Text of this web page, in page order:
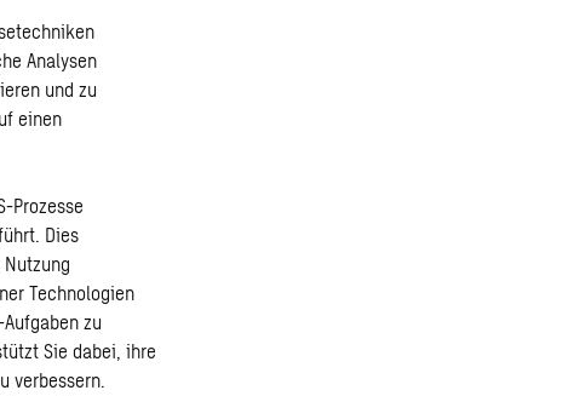
Analysen
und zu
einen
Prozesse
Dies
Technologien
zu
Sie dabei, ihre
verbessern.